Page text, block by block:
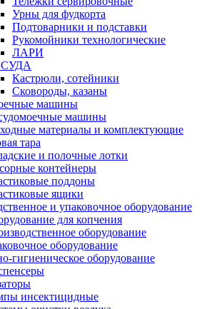
Урны для фудкорта
Подтоварники и подставки
Рукомойники технологические
ЛАРИ
Кастрюли, сотейники
Сковороды, казаны
машины
машины
материалы и комплектующие
тара
и полочные лотки
контейнеры
поддоны
ящики
и упаковочное оборудование
для копчения
оборудование
оборудование
гигиеническое оборудование
инсектицидные